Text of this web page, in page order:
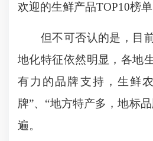
欢迎的生鲜产品TOP10榜单
但不可否认的是，目
地化特征依然明显，各地
有力的品牌支持，生鲜
牌”、“地方特产多，地标
遍。